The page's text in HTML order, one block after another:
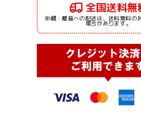
全国送料無
沖縄・離島への配送は、送料無料の
場合があります。